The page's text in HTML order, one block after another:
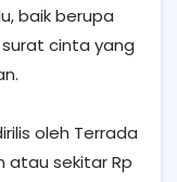
baik berupa
cinta yang
oleh Terrada
atau sekitar Rp